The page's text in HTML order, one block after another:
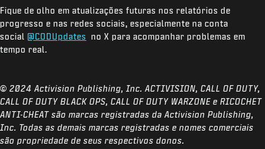
Fique de olho em atualizações futuras nos relatórios de
progresso e nas redes sociais, especialmente na conta
social @CODUpdates
no X para acompanhar problemas em
tempo real.
© 2024 Activision Publishing, Inc. ACTIVISION, CALL OF DUTY,
CALL OF DUTY BLACK OPS, CALL OF DUTY WARZONE e RICOCHET
ANTI-CHEAT são marcas registradas da Activision Publishing,
Inc. Todas as demais marcas registradas e nomes comerciais
são propriedade de seus respectivos donos.